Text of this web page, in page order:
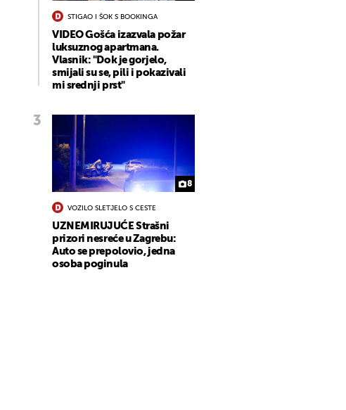
STIGAO I ŠOK S BOOKINGA
VIDEO Gošća izazvala požar
luksuznog apartmana.
Vlasnik: "Dok je gorjelo,
smijali su se, pili i pokazivali
mi srednji prst"
8
VOZILO SLETJELO S CESTE
UZNEMIRUJUĆE Strašni
prizori nesreće u Zagrebu:
Auto se prepolovio, jedna
osoba poginula